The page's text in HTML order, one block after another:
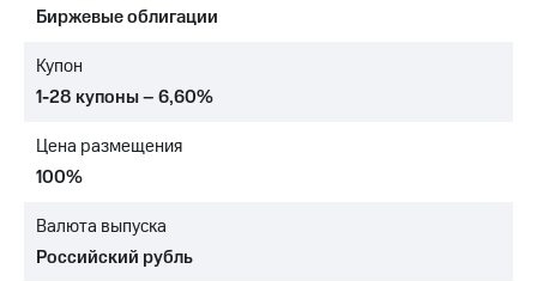
Достижения
Интервью
отчетность
Контакты
Биржевые облигации
Купон
1-28 купоны – 6,60%
Цена размещения
100%
Валюта выпуска
Российский рубль